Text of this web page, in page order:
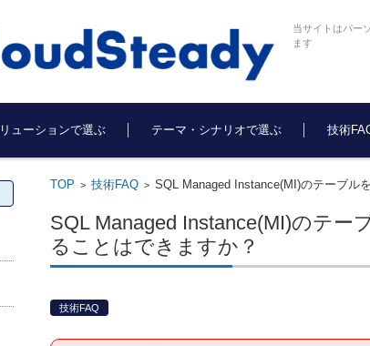
当サイトはパー
ます
ューションで選ぶ テーマ・シナリオで選ぶ 技術
TOP > 技術FAQ> SQL Managed Instance(MI)のテーブル
SQL Managed Instance(MI)のテ
ることはできますか？
技術FAQ